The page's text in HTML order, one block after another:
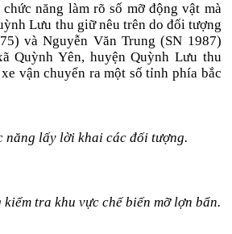
năng làm rõ số mỡ động vật mà
Lưu thu giữ nêu trên do đối tượng
và Nguyễn Văn Trung (SN 1987)
Quỳnh Yên, huyện Quỳnh Lưu thu
vận chuyển ra một số tỉnh phía bắc
năng lấy lời khai các đối tượng.
tra khu vực chế biến mỡ lợn bẩn.